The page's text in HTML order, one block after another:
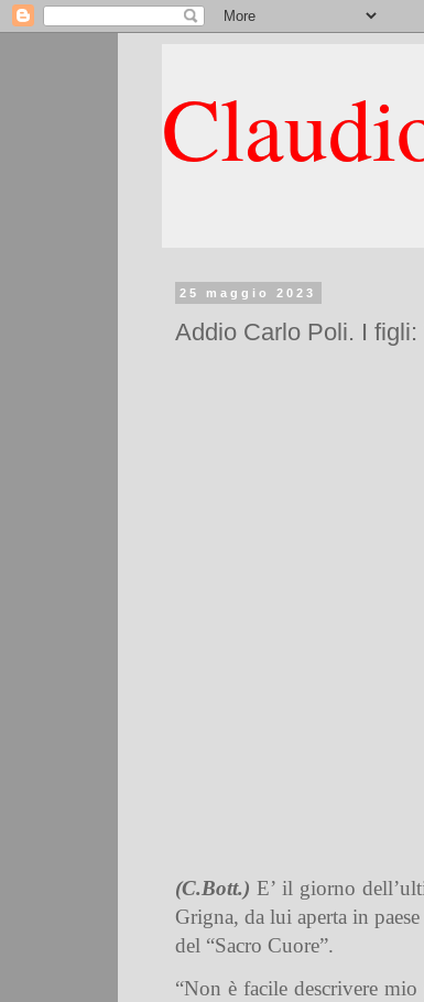
25 maggio 2023
Addio Carlo Poli. I figli:
(C.Bott.) E’ il giorno
Grigna, da lui aperta in
del “Sacro Cuore”.
“Non è facile descrivere